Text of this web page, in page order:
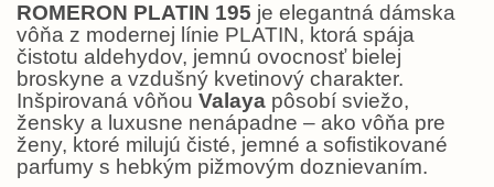
ROMERON PLATIN 195 je elegantná dámska
vôňa z modernej línie PLATIN, ktorá spája
čistotu aldehydov, jemnú ovocnosť bielej
broskyne a vzdušný kvetinový charakter.
Inšpirovaná vôňou Valaya pôsobí sviežo,
žensky a luxusne nenápadne – ako vôňa pre
ženy, ktoré milujú čisté, jemné a sofistikované
parfumy s hebkým pižmovým doznievaním.